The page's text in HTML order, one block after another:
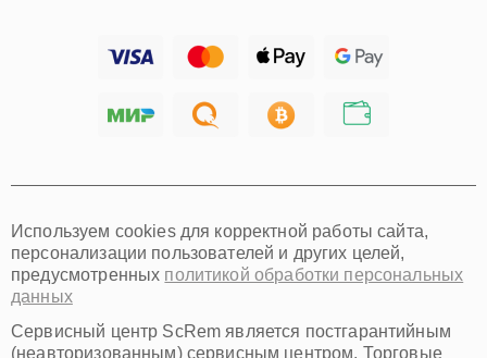
Хабаровск
Омск
Красноярск
Пермь
Ульяновск
Киров
Архангельск
Используем cookies для корректной работы сайта,
персонализации пользователей и других целей,
предусмотренных политикой обработки персональных
данных
Сервисный центр ScRem является постгарантийным
(неавторизованным) сервисным центром. Торговые